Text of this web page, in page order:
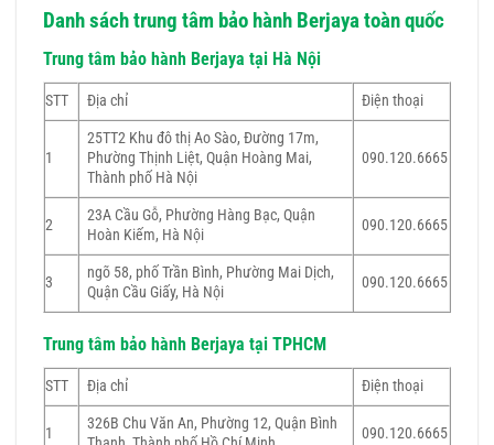
Danh sách trung tâm bảo hành Berjaya toàn quốc
Trung tâm bảo hành Berjaya tại Hà Nội
STT Địa chỉ Điện thoại
1
25TT2 Khu đô thị Ao Sào, Đường 17m,
Phường Thịnh Liệt, Quận Hoàng Mai,
Thành phố Hà Nội
090.120.6665
2
23A Cầu Gỗ, Phường Hàng Bạc, Quận
Hoàn Kiếm, Hà Nội
090.120.6665
3
ngõ 58, phố Trần Bình, Phường Mai Dịch,
Quận Cầu Giấy, Hà Nội
090.120.6665
Trung tâm bảo hành Berjaya tại TPHCM
STT Địa chỉ Điện thoại
1
326B Chu Văn An, Phường 12, Quận Bình
090.120.6665